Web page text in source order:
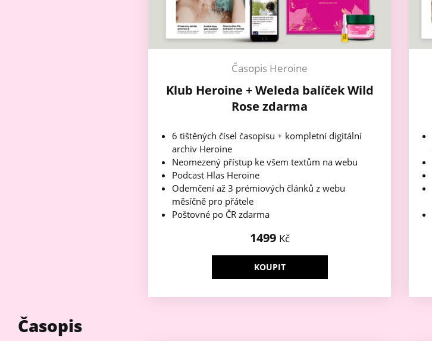
Časopis Heroine
Klub Heroine + Weleda balíček Wild
Rose zdarma
6 tištěných čísel časopisu + kompletní digitální
archiv Heroine
Neomezený přístup ke všem textům na webu
Podcast Hlas Heroine
Odemčení až 3 prémiových článků z webu
měsíčně pro přátele
Poštovné po ČR zdarma
1499 Kč
KOUPIT
Časopis